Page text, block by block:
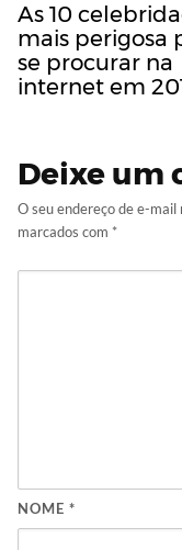
As 10
mais perigosa
se procurar na
internet em
Deixe um
O seu endereço de e-mail
marcados com *
NOME *